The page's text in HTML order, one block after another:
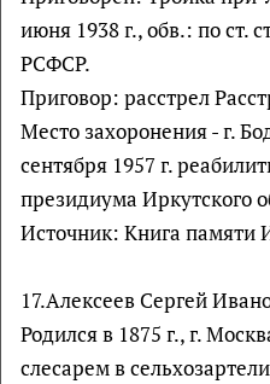
июня 1938 г., обв.: по ст.
РСФСР.
Приговор: расстрел
Место захоронения - г.
сентября 1957 г.
президиума Иркутского
Источник: Книга памяти
17.Алексеев Сергей
Родился в 1875 г., г.
слесарем в